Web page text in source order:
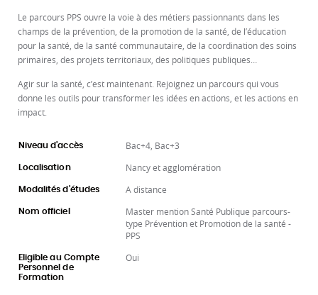
Le parcours PPS ouvre la voie à des métiers passionnants dans les
champs de la prévention, de la promotion de la santé, de l’éducation
pour la santé, de la santé communautaire, de la coordination des soins
primaires, des projets territoriaux, des politiques publiques…
Agir sur la santé, c’est maintenant. Rejoignez un parcours qui vous
donne les outils pour transformer les idées en actions, et les actions en
impact.
Niveau d'accès Bac+4, Bac+3
Localisation Nancy et agglomération
Modalités d'études A distance
Nom officiel
Master mention Santé Publique parcours-
type Prévention et Promotion de la santé -
PPS
Eligible au Compte
Personnel de
Formation
Oui